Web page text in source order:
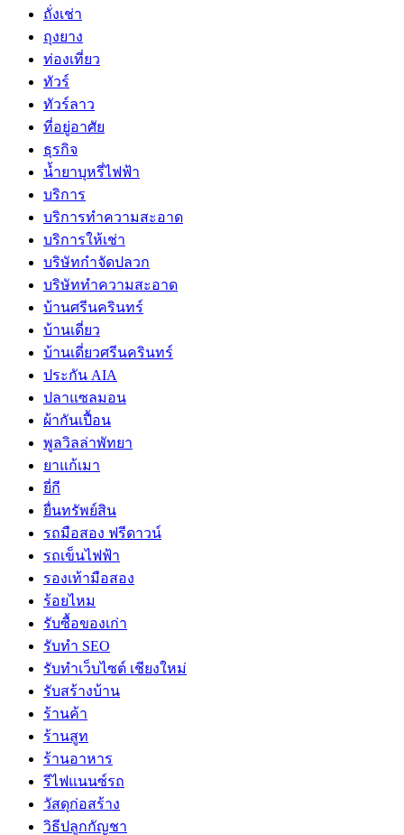
ถั่งเช่า
ถุงยาง
ท่องเที่ยว
ทัวร์
ทัวร์ลาว
ที่อยู่อาศัย
ธุรกิจ
น้ำยาบุหรี่ไฟฟ้า
บริการ
บริการทำความสะอาด
บริการให้เช่า
บริษัทกำจัดปลวก
บริษัททำความสะอาด
บ้านศรีนครินทร์
บ้านเดี่ยว
บ้านเดี่ยวศรีนครินทร์
ประกัน AIA
ปลาแซลมอน
ผ้ากันเปื้อน
พูลวิลล่าพัทยา
ยาแก้เมา
ยี่กี
ยื่นทรัพย์สิน
รถมือสอง ฟรีดาวน์
รถเข็นไฟฟ้า
รองเท้ามือสอง
ร้อยไหม
รับซื้อของเก่า
รับทำ SEO
รับทำเว็บไซต์ เชียงใหม่
รับสร้างบ้าน
ร้านค้า
ร้านสูท
ร้านอาหาร
รีไฟแนนซ์รถ
วัสดุก่อสร้าง
วิธีปลูกกัญชา